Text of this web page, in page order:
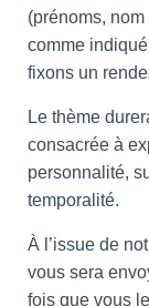
(prénoms,
comme
fixons un
Le thème
consacrée à
personnalité,
temporalité.
À l’issue de
vous sera
fois que vous